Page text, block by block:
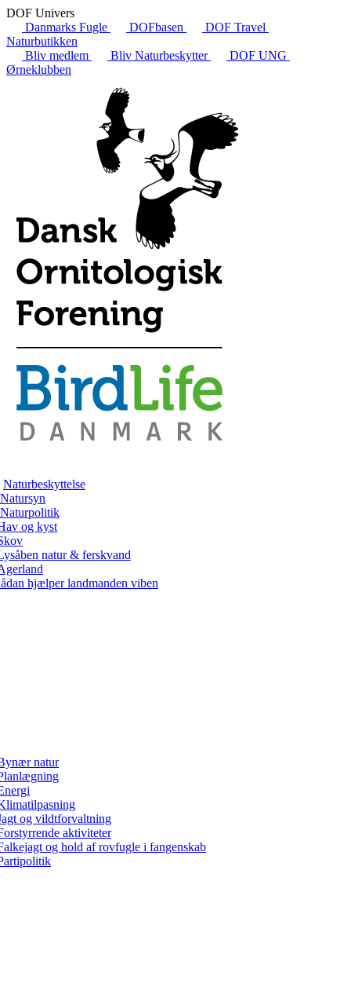
DOF Univers
Danmarks Fugle
DOFbasen
DOF Travel
Naturbutikken
Bliv medlem
Bliv Naturbeskytter
DOF UNG
Ørneklubben
Naturbeskyttelse
Natursyn
Naturpolitik
og kyst
natur & ferskvand
hjælper landmanden viben
natur
og vildtforvaltning
aktiviteter
og hold af rovfugle i fangenskab